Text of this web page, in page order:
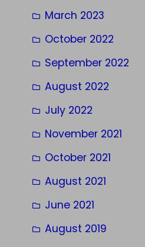
March 2023
October 2022
September 2022
August 2022
July 2022
November 2021
October 2021
August 2021
June 2021
August 2019